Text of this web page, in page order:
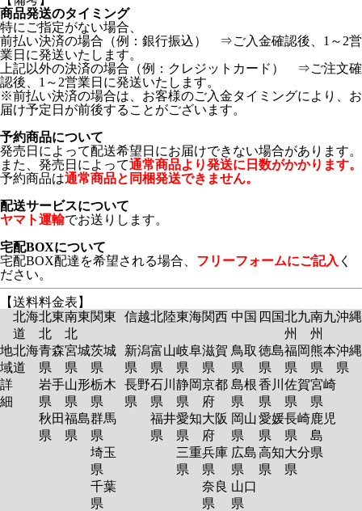
商品発送のタイミング
特にご指定がない場合、
前払い決済の場合（例：銀行振込） ⇒ご入金確認後、1～2営
業日に発送いたします。
上記以外の決済の場合（例：クレジットカード） ⇒ご注文確
認後、1～2営業日に発送いたします。
※前払い決済の場合は、お客様のご入金タイミングにより、お
届け予定日が前後することがございます。
予約商品について
発売日によって配送希望日にお届けできない場合があります。
また、発売日によって通常商品より発送に日数がかかります。
予約商品は通常商品と同梱発送できません。
配送サービスについて
ヤマト運輸でお送りします。
宅配BOXについて
宅配BOX配達を希望される場合、 フリーフォームにご記入 く
ださい。
【送料料金表】
北海
道
北東
北
南東
北
関東 信越北陸東海関西 中国 四国北九
州
南九
州
沖縄
地
域
詳
細
北海
道
青森
県
岩手
県
秋田
県
宮城
県
山形
県
福島
県
茨城
県
栃木
県
群馬
県
埼玉
県
千葉
県
新潟
県
長野
県
富山
県
石川
県
福井
県
岐阜
県
静岡
県
愛知
県
三重
県
滋賀
県
京都
府
大阪
府
兵庫
県
奈良
県
鳥取
県
島根
県
岡山
県
広島
県
山口
県
徳島
県
香川
県
愛媛
県
高知
県
福岡
県
佐賀
県
長崎
県
大分
県
熊本
県
宮崎
県
鹿児
島
県
沖縄
県